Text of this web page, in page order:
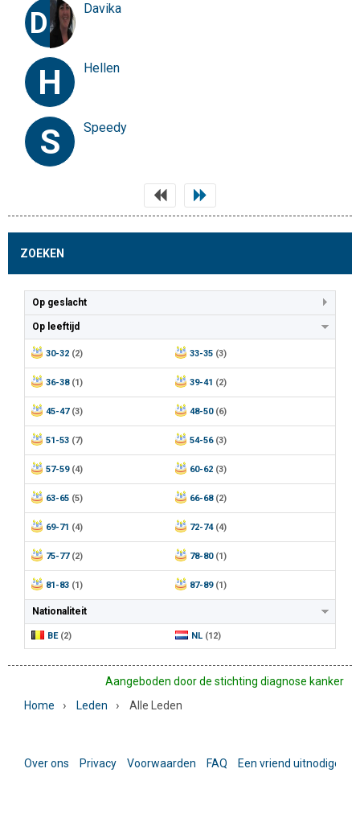
D Davika
H Hellen
S Speedy
ZOEKEN
Op geslacht
Op leeftijd
30-32 (2) 33-35 (3)
36-38 (1) 39-41 (2)
45-47 (3) 48-50 (6)
51-53 (7) 54-56 (3)
57-59 (4) 60-62 (3)
63-65 (5) 66-68 (2)
69-71 (4) 72-74 (4)
75-77 (2) 78-80 (1)
81-83 (1) 87-89 (1)
Nationaliteit
BE (2) NL (12)
Home › Leden › Alle Leden
Aangeboden door de stichting diagnose kanker
Over ons Privacy Voorwaarden FAQ Een vriend uitnodigen